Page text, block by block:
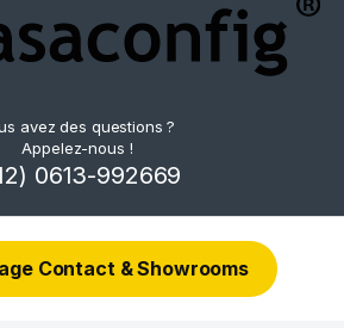
avez des questions ?
Appelez-nous !
0613-992669
Contact & Showrooms